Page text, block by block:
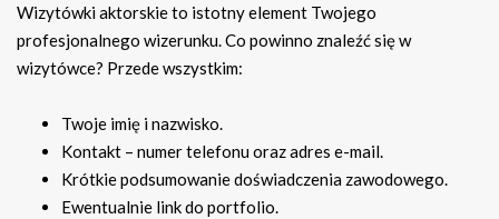
Wizytówki aktorskie to istotny element Twojego
profesjonalnego wizerunku. Co powinno znaleźć się w
wizytówce? Przede wszystkim:
Twoje imię i nazwisko.
Kontakt – numer telefonu oraz adres e-mail.
Krótkie podsumowanie doświadczenia zawodowego.
Ewentualnie link do portfolio.